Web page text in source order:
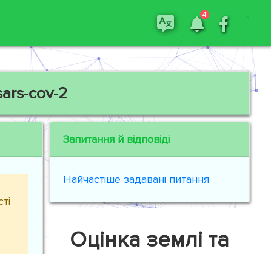
4
cov-2
Запитання й відповіді
Найчастіше задавані питання
Оцінка землі та